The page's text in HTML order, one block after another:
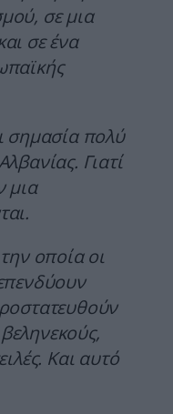
σε μια
σε ένα
σημασία πολύ
Γιατί
μια
οποία οι
Και αυτό